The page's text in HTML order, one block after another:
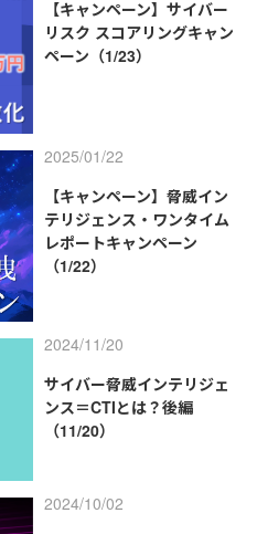
【キャンペーン】サイバー
リスク スコアリングキャン
ペーン（1/23）
2025/01/22
【キャンペーン】脅威イン
テリジェンス・ワンタイム
レポートキャンペーン
（1/22）
2024/11/20
サイバー脅威インテリジェ
ンス＝CTIとは？後編
（11/20）
2024/10/02